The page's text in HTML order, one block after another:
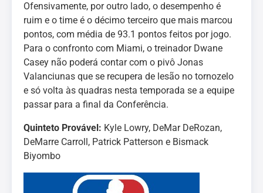
Ofensivamente, por outro lado, o desempenho é
ruim e o time é o décimo terceiro que mais marcou
pontos, com média de 93.1 pontos feitos por jogo.
Para o confronto com Miami, o treinador Dwane
Casey não poderá contar com o pivô Jonas
Valanciunas que se recupera de lesão no tornozelo
e só volta às quadras nesta temporada se a equipe
passar para a final da Conferência.
Quinteto Provável: Kyle Lowry, DeMar DeRozan,
DeMarre Carroll, Patrick Patterson e Bismack
Biyombo